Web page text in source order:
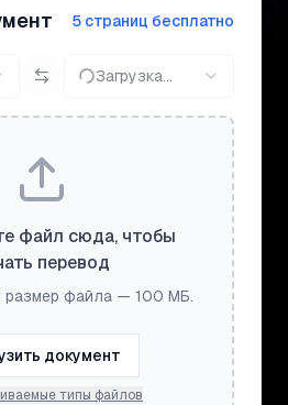
5 страниц бесплатно
Загрузка...
файл сюда, чтобы
перевод
размер файла — 100 МБ.
документ
типы файлов